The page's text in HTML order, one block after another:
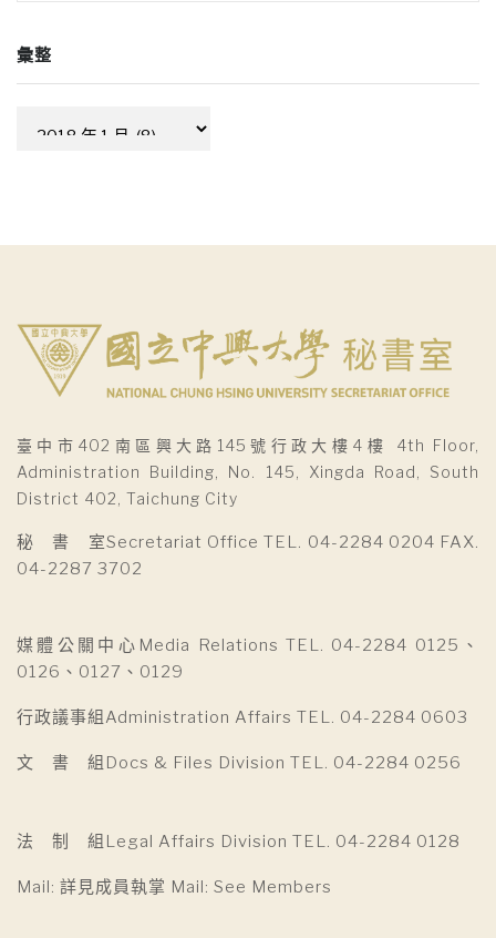
彙整
臺中市402南區興大路145號行政大樓4樓 4th Floor,
Administration Building, No. 145, Xingda Road, South
District 402, Taichung City
秘 書 室Secretariat Office TEL. 04-2284 0204 FAX.
04-2287 3702
媒體公關中心Media Relations TEL. 04-2284 0125、
0126、0127、0129
行政議事組Administration Affairs TEL. 04-2284 0603
文 書 組Docs & Files Division TEL. 04-2284 0256
法 制 組Legal Affairs Division TEL. 04-2284 0128
Mail: 詳見成員執掌 Mail: See Members